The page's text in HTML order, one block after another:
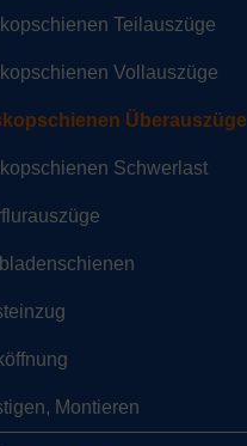
Teilauszüge
Vollauszüge
Überauszüge
Schwerlast
Montieren